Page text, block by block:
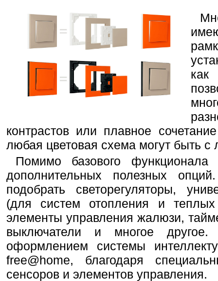
как
контрастов или плавное
любая цветовая схема могут быть с
Помимо базового
дополнительных полезных
подобрать светорегуляторы,
(для систем отопления и
элементы управления жалюзи,
выключатели и многое
оформлением системы
free@home, благодаря
сенсоров и элементов управления.